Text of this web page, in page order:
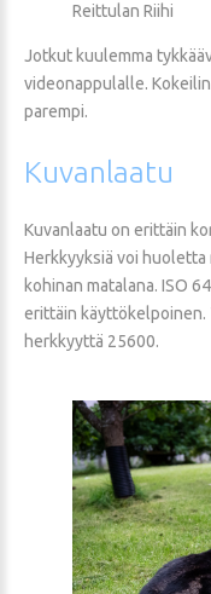
Reittulan Riihi
Jotkut kuulemma
videonappulalle.
parempi.
Kuvanlaatu
Kuvanlaatu on erittäin
Herkkyyksiä voi huoletta
kohinan matalana. ISO
erittäin käyttökelpoinen.
herkkyyttä 25600.